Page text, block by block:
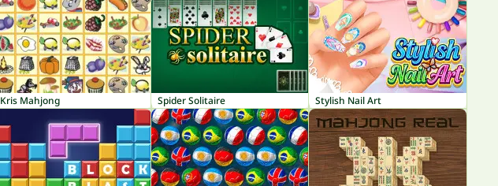
Kris Mahjong Spider Solitaire Stylish Nail Art